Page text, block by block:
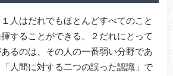
人はだれでもほとんどすべてのこと
することができる。２だれにとって
るのは、その人の一番弱い分野であ
人間に対する二つの誤った認識」で